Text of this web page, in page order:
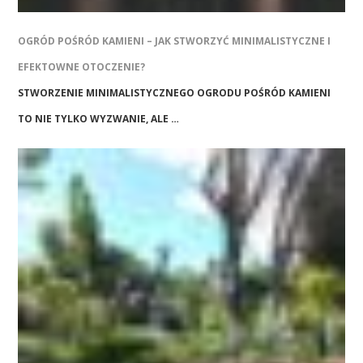
OGRÓD POŚRÓD KAMIENI – JAK STWORZYĆ MINIMALISTYCZNE I
EFEKTOWNE OTOCZENIE?
STWORZENIE MINIMALISTYCZNEGO OGRODU POŚRÓD KAMIENI
TO NIE TYLKO WYZWANIE, ALE …